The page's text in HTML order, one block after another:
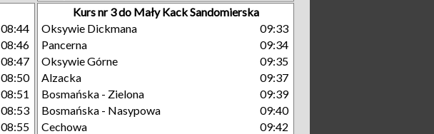
08:44
08:46
08:47
08:50
08:51
08:53
08:55
Kurs nr 3 do Mały Kack Sandomierska
Oksywie Dickmana
09:33
Pancerna
09:34
Oksywie Górne
09:35
Alzacka
09:37
Bosmańska - Zielona
09:39
Bosmańska - Nasypowa
09:40
Cechowa
09:42